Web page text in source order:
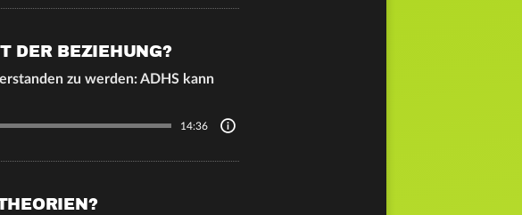
DER BEZIEHUNG?
zu werden: ADHS kann
14:36